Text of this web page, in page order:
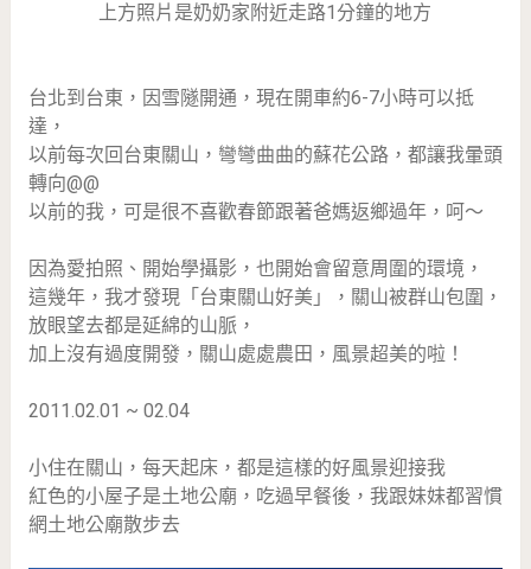
上方照片是奶奶家附近走路1分鐘的地方
台北到台東，因雪隧開通，現在開車約6-7小時可以抵
達，
以前每次回台東關山，彎彎曲曲的蘇花公路，都讓我暈頭
轉向@@
以前的我，可是很不喜歡春節跟著爸媽返鄉過年，呵～
因為愛拍照、開始學攝影，也開始會留意周圍的環境，
這幾年，我才發現「台東關山好美」，關山被群山包圍，
放眼望去都是延綿的山脈，
加上沒有過度開發，關山處處農田，風景超美的啦！
2011.02.01 ~ 02.04
小住在關山，每天起床，都是這樣的好風景迎接我
紅色的小屋子是土地公廟，吃過早餐後，我跟妹妹都習慣
網土地公廟散步去